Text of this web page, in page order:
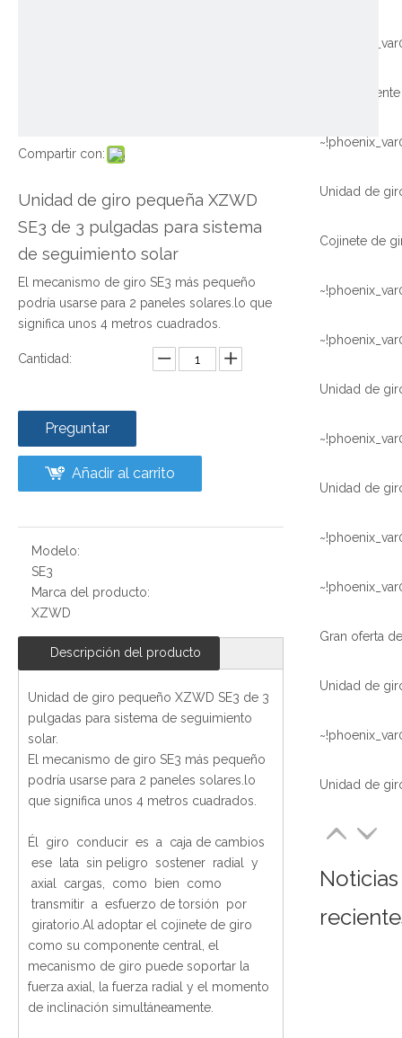
Compartir con:
Unidad de giro pequeña XZWD
SE3 de 3 pulgadas para sistema
de seguimiento solar
El mecanismo de giro SE3 más pequeño
podría usarse para 2 paneles solares.lo que
significa unos 4 metros cuadrados.
Cantidad:
Preguntar
Añadir al carrito
Modelo:
SE3
Marca del producto:
XZWD
Descripción del producto
Unidad de giro pequeño XZWD SE3 de 3
pulgadas para sistema de seguimiento
solar.
El mecanismo de giro SE3 más pequeño
podría usarse para 2 paneles solares.lo
que significa unos 4 metros cuadrados.
Él giro conducir es a caja de cambios
ese lata sin peligro sostener radial y
axial cargas, como bien como
transmitir a esfuerzo de torsión por
giratorio.Al adoptar el cojinete de giro
como su componente central, el
mecanismo de giro puede soportar la
fuerza axial, la fuerza radial y el momento
de inclinación simultáneamente.
Noticias